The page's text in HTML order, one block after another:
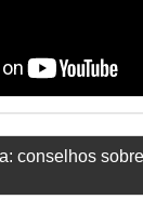
conselhos